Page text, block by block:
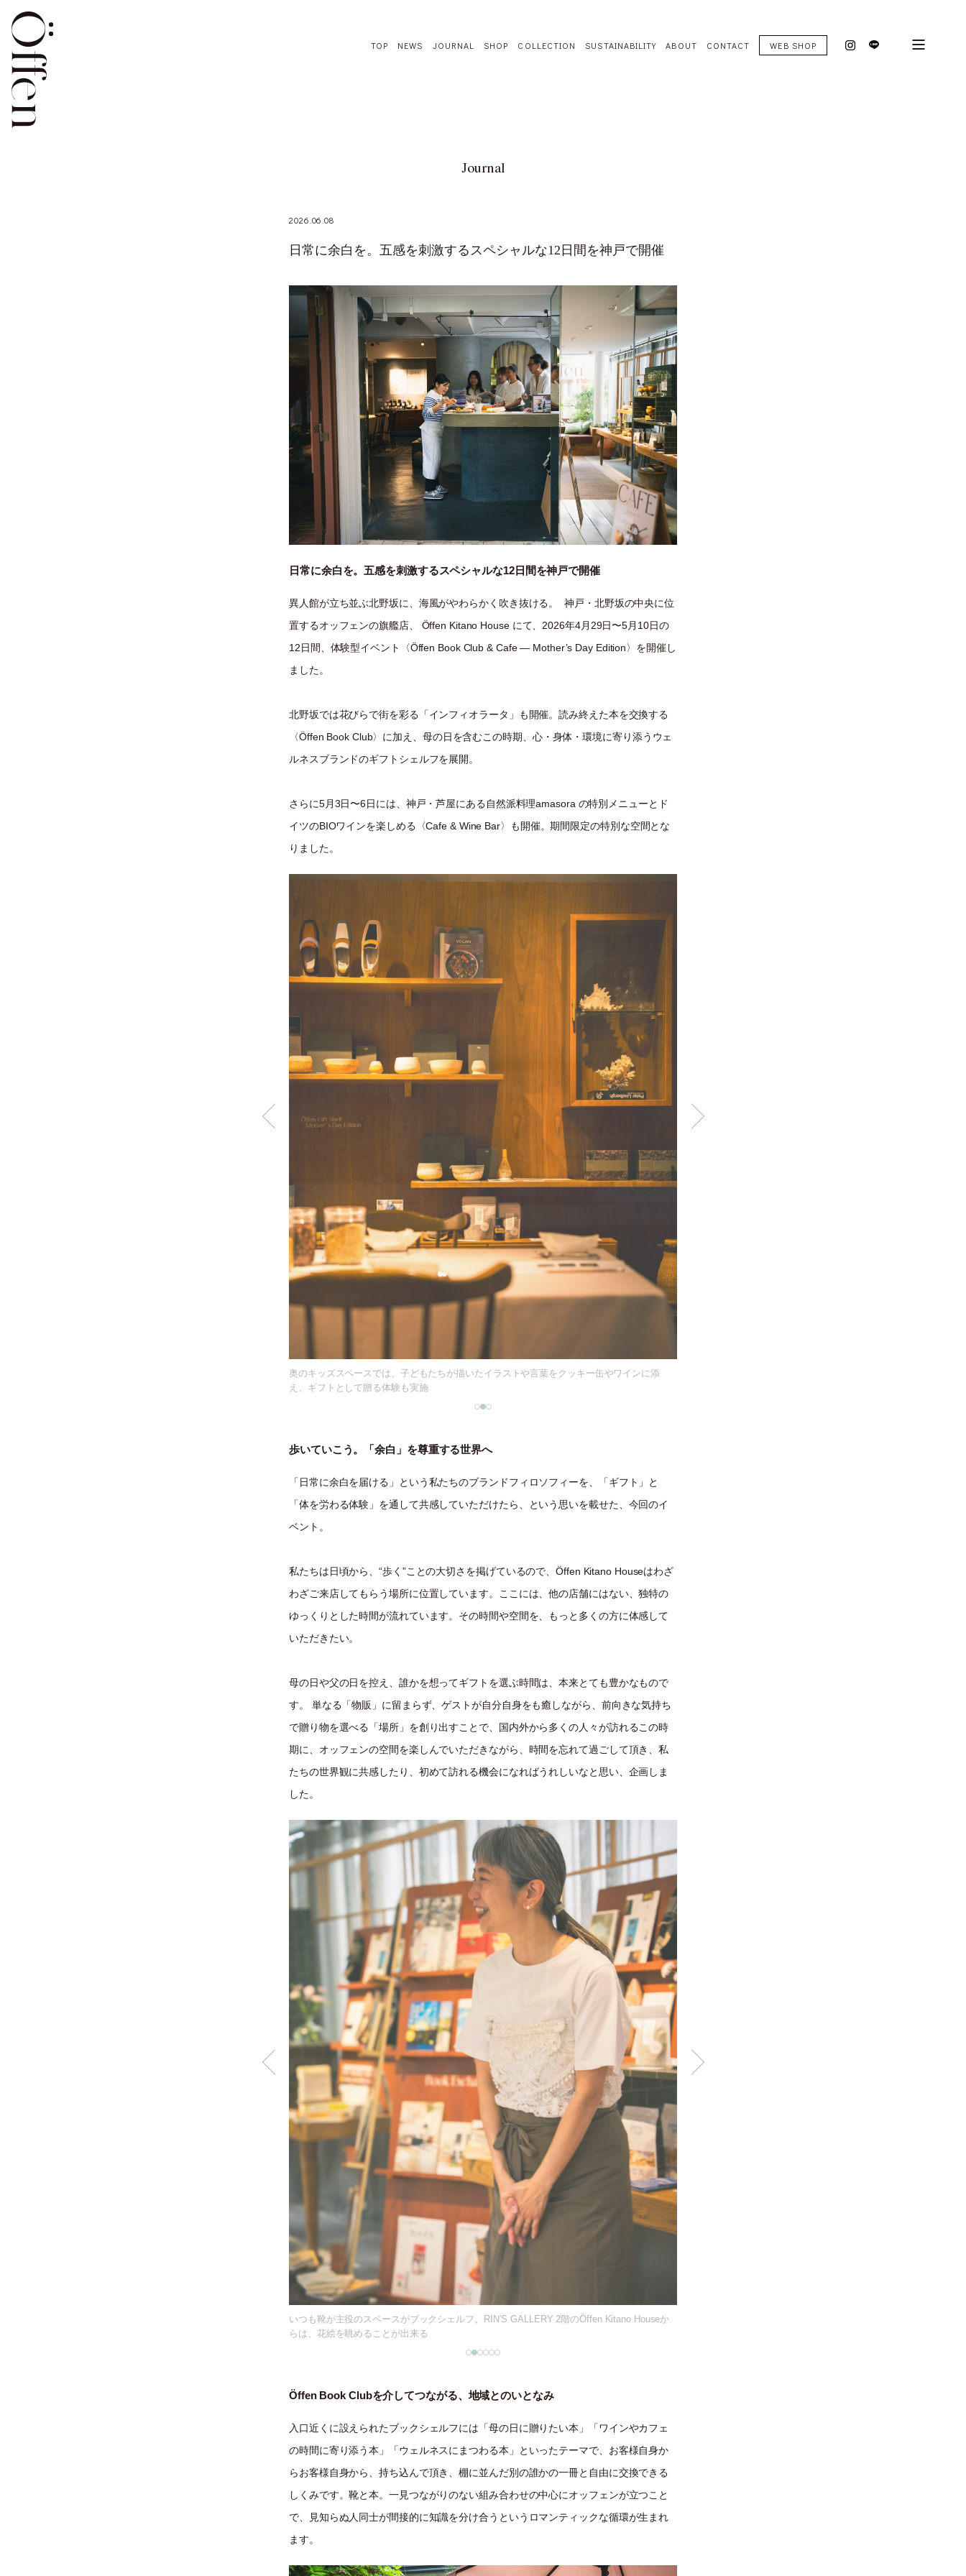
TOP NEWS JOURNAL SHOP COLLECTION SUSTAINABILITY ABOUT CONTACT WEB SHOP
Journal
2026.06.08
日常に余白を。五感を刺激するスペシャルな12日間を神戸で開催
日常に余白を。五感を刺激するスペシャルな12日間を神戸で開催
異人館が立ち並ぶ北野坂に、海風がやわらかく吹き抜ける。 神戸・北野坂の中央に位
置するオッフェンの旗艦店、 Öffen Kitano House にて、2026年4月29日〜5月10日の
12日間、体験型イベント〈Öffen Book Club & Cafe — Mother’s Day Edition〉を開催し
ました。
北野坂では花びらで街を彩る「インフィオラータ」も開催。読み終えた本を交換する
〈Öffen Book Club〉に加え、母の日を含むこの時期、心・身体・環境に寄り添うウェ
ルネスブランドのギフトシェルフを展開。
さらに5月3日〜6日には、神戸・芦屋にある自然派料理amasora の特別メニューとド
イツのBIOワインを楽しめる〈Cafe & Wine Bar〉も開催。期間限定の特別な空間とな
りました。
奥のキッズスペースでは、子どもたちが描いたイラストや言葉をクッキー缶やワインに添
え、ギフトとして贈る体験も実施
歩いていこう。「余白」を尊重する世界へ
「⽇常に余⽩を届ける」という私たちのブランドフィロソフィーを、「ギフト」と
「体を労わる体験」を通して共感していただけたら、という思いを載せた、今回のイ
ベント。
私たちは日頃から、“歩く”ことの大切さを掲げているので、Öffen Kitano Houseはわざ
わざご来店してもらう場所に位置しています。ここには、他の店舗にはない、独特の
ゆっくりとした時間が流れています。その時間や空間を、もっと多くの方に体感して
いただきたい。
母の日や父の日を控え、誰かを想ってギフトを選ぶ時間は、本来とても豊かなもので
す。 単なる「物販」に留まらず、ゲストが自分自身をも癒しながら、前向きな気持ち
で贈り物を選べる「場所」を創り出すことで、国内外から多くの人々が訪れるこの時
期に、オッフェンの空間を楽しんでいただきながら、時間を忘れて過ごして頂き、私
たちの世界観に共感したり、初めて訪れる機会になればうれしいなと思い、企画しま
した。
いつも靴が主役のスペースがブックシェルフ。RIN’S GALLERY 2階のÖffen Kitano Houseか
らは、花絵を眺めることが出来る
Öffen Book Clubを介してつながる、地域とのいとなみ
入口近くに設えられたブックシェルフには「母の日に贈りたい本」「ワインやカフェ
の時間に寄り添う本」「ウェルネスにまつわる本」といったテーマで、お客様自身か
らお客様自身から、持ち込んで頂き、棚に並んだ別の誰かの一冊と自由に交換できる
しくみです。靴と本。一見つながりのない組み合わせの中心にオッフェンが立つこと
で、見知らぬ人同士が間接的に知識を分け合うというロマンティックな循環が生まれ
ます。